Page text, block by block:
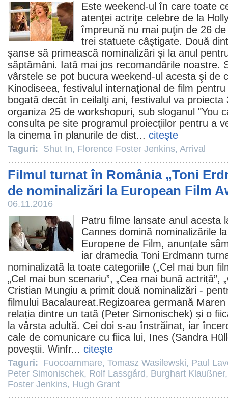
Este weekend-ul în care toate
atenţei actriţe celebre de la
împreună nu mai puţin de 26
trei statuete câştigate. Două
şanse să primească nominalizări şi la anul
săptămâni. Iată mai jos recomandările noastre.
vârstele se pot bucura weekend-ul acesta şi de
Kinodiseea, festivalul internaţional de film
bogată decât în ceilalţi ani, festivalul va
organiza 25 de workshopuri, sub sloganul "You
consulta pe site programul proiecţiilor pentru a
la cinema în planurile de dist... citeşte
Taguri: Shut In, Florence Foster Jenkins, Arrival
Filmul turnat în România „Toni
de nominalizări la European Film
06.11.2016
Patru filme lansate anul acesta
Cannes domină nominalizările
Europene de Film, anunțate
iar dramedia Toni Erdmann
nominalizată la toate categoriile („Cel mai bun
„Cel mai bun scenariu”, „Cea mai bună actriță”,
Cristian Mungiu a primit două nominalizări -
filmului Bacalaureat.Regizoarea germană Maren
relația dintre un tată (Peter Simonischek) și o
la vârsta adultă. Cei doi s-au înstrăinat, iar
cale de comunicare cu fiica lui, Ines (Sandra
poveștii. Winfr... citeşte
Taguri: Fuocoammare, Tomasz Wasilewski, Paul
Peter Simonischek, Rolf Lassgård, Burghart Klaußner
Foster Jenkins, Hugh Grant